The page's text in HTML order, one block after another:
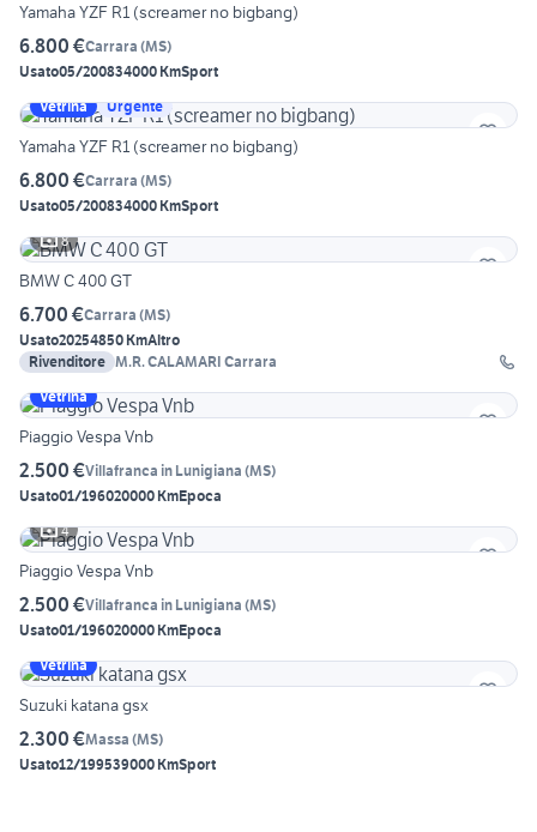
Yamaha YZF R1 (screamer no bigbang)
6.800 €Carrara (MS)
Usato05/200834000 KmSport
Vetrina
Urgente
Yamaha YZF R1 (screamer no bigbang)
6.800 €Carrara (MS)
Usato05/200834000 KmSport
8
BMW C 400 GT
6.700 €Carrara (MS)
Usato20254850 KmAltro
Rivenditore M.R. CALAMARI Carrara
Vetrina
Piaggio Vespa Vnb
2.500 €Villafranca in Lunigiana (MS)
Usato01/196020000 KmEpoca
4
Piaggio Vespa Vnb
2.500 €Villafranca in Lunigiana (MS)
Usato01/196020000 KmEpoca
Vetrina
Suzuki katana gsx
2.300 €Massa (MS)
Usato12/199539000 KmSport